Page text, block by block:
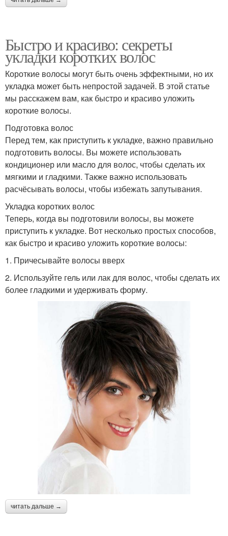
Быстро и красиво: секреты
укладки коротких волос
Короткие волосы могут быть очень эффектными, но их
укладка может быть непростой задачей. В этой статье
мы расскажем вам, как быстро и красиво уложить
короткие волосы.
Подготовка волос
Перед тем, как приступить к укладке, важно правильно
подготовить волосы. Вы можете использовать
кондиционер или масло для волос, чтобы сделать их
мягкими и гладкими. Также важно использовать
расчёсывать волосы, чтобы избежать запутывания.
Укладка коротких волос
Теперь, когда вы подготовили волосы, вы можете
приступить к укладке. Вот несколько простых способов,
как быстро и красиво уложить короткие волосы:
1. Причесывайте волосы вверх
2. Используйте гель или лак для волос, чтобы сделать их
более гладкими и удерживать форму.
читать дальше →